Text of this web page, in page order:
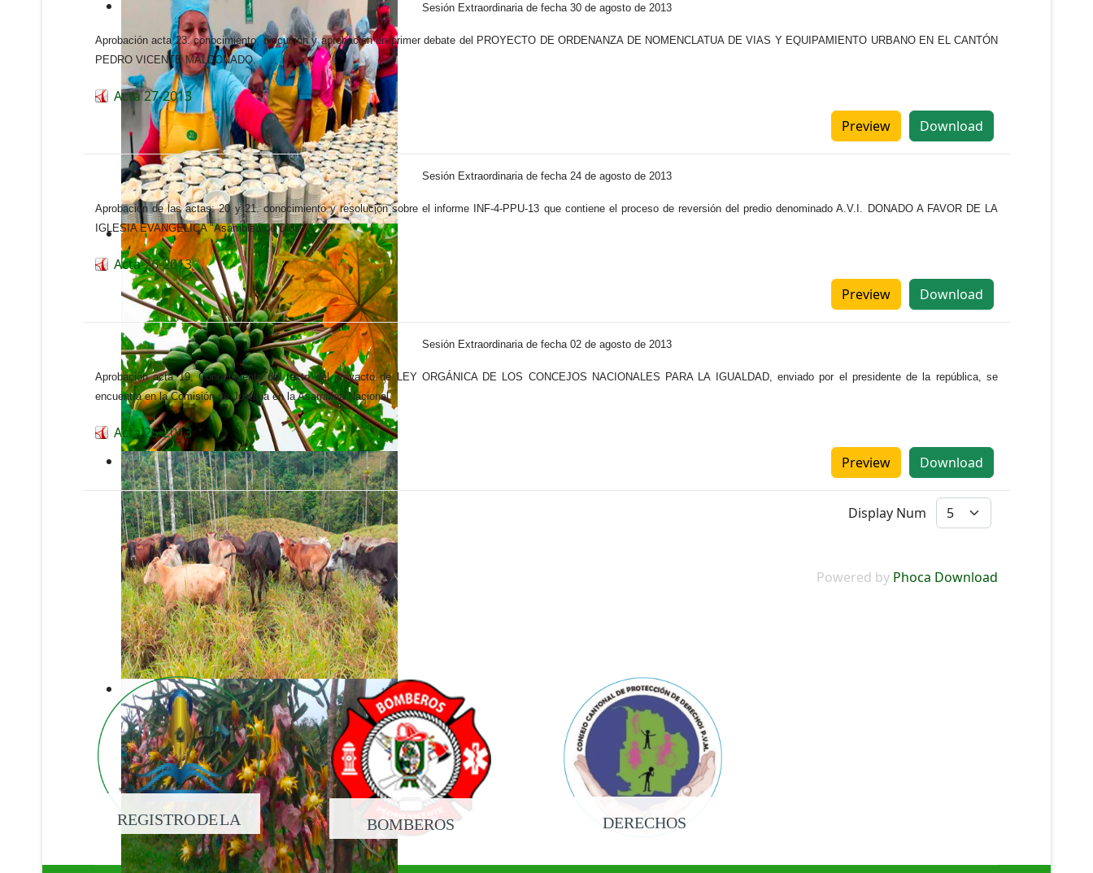
Sesión Extraordinaria de fecha 30 de agosto de 2013
Aprobación acta 23. conocimiento, discución y aprobación en primer debate del PROYECTO DE ORDENANZA DE NOMENCLATUA DE VIAS Y EQUIPAMIENTO URBANO EN EL CANTÓN
PEDRO VICENTE MALDONADO.
Acta 27-2013
Download
Preview
Sesión Extraordinaria de fecha 24 de agosto de 2013
Aprobación de las actas: 20 y 21. conocimiento y resolución sobre el informe INF-4-PPU-13 que contiene el proceso de reversión del predio denominado A.V.I. DONADO A FAVOR DE LA
IGLESIA EVANGELICA "Asamblea de Dios".
Acta 26-2013
Download
Preview
Sesión Extraordinaria de fecha 02 de agosto de 2013
Aprobación acta 19, Conocimiento del texto del proyacto de LEY ORGÁNICA DE LOS CONCEJOS NACIONALES PARA LA IGUALDAD, enviado por el presidente de la república, se
encuentra en la Comisión de Justicia en la Asamblea Nacional.
Acta 25-2013
Download
Preview
Display Num
Powered by Phoca Download
REGISTRO DE LA
PROPIEDAD
BOMBEROS DERECHOS